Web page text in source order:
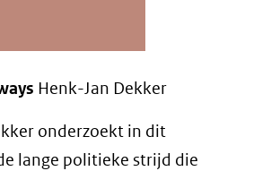
Henk-Jan Dekker
onderzoekt in dit
lange politieke strijd die